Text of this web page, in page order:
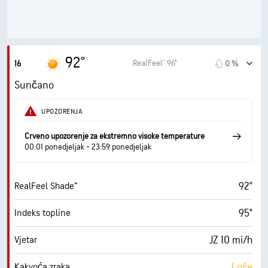
Vidljivost 10 mi
Baza oblaka
16 92° RealFeel® 96° 0 %
Sunčano
UPOZORENJA
Crveno upozorenje za ekstremno visoke temperature
00:01 ponedjeljak - 23:59 ponedjeljak
RealFeel Shade™ 92°
Indeks topline 95°
Vjetar JZ 10 mi/h